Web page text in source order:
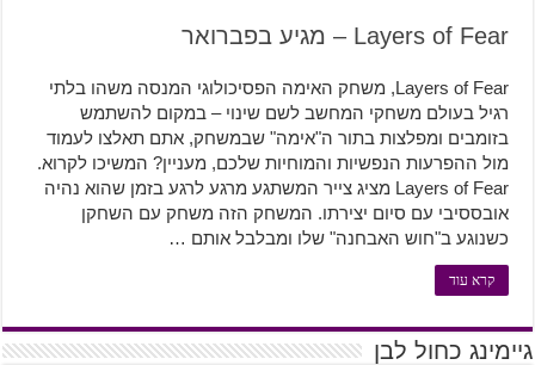
Layers of Fear – מגיע בפברואר
Layers of Fear, משחק האימה הפסיכולוגי המנסה משהו בלתי
רגיל בעולם משחקי המחשב לשם שינוי – במקום להשתמש
בזומבים ומפלצות בתור ה"אימה" שבמשחק, אתם תאלצו לעמוד
מול ההפרעות הנפשיות והמוחיות שלכם, מעניין? המשיכו לקרוא.
Layers of Fear מציג צייר המשתגע מרגע לרגע בזמן שהוא נהיה
אובססיבי עם סיום יצירתו. המשחק הזה משחק עם השחקן
כשנוגע ב"חוש האבחנה" שלו ומבלבל אותם …
קרא עוד
גיימינג כחול לבן